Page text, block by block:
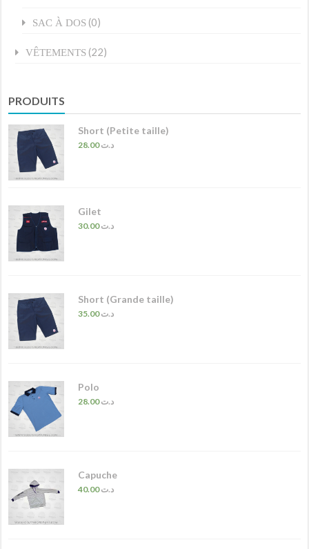
SAC À DOS (0)
VÊTEMENTS (22)
PRODUITS
Short (Petite taille)
28.00د.ت
Gilet
30.00د.ت
Short (Grande taille)
35.00د.ت
Polo
28.00د.ت
Capuche
40.00د.ت